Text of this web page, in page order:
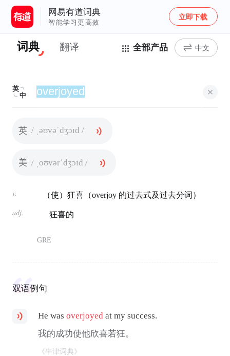
网易有道词典
智能学习更高效
立即下载
词典 翻译 全部产品 中文
英
中
英 / ˌəʊvəˈdʒɔɪd /
美 / ˌoʊvərˈdʒɔɪd /
v. （使）狂喜（overjoy 的过去式及过去分词）
adj. 狂喜的
GRE
双语例句
He wasoverjoyed at my success.
我的成功使他欣喜若狂。
《牛津词典》